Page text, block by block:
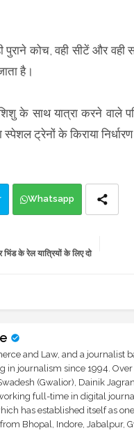
कोच, वही सीटें और वही
है।
के साथ यात्रा करने वाले
ट्रेनों के किराया
Whatsapp
भिंड के रेल यात्रियों के लिए दो
and Law, and a journalist
in journalism since 1994.
(Gwalior), Dainik
full-time in digital
has established itself as
Bhopal, Indore, Jabalpur,